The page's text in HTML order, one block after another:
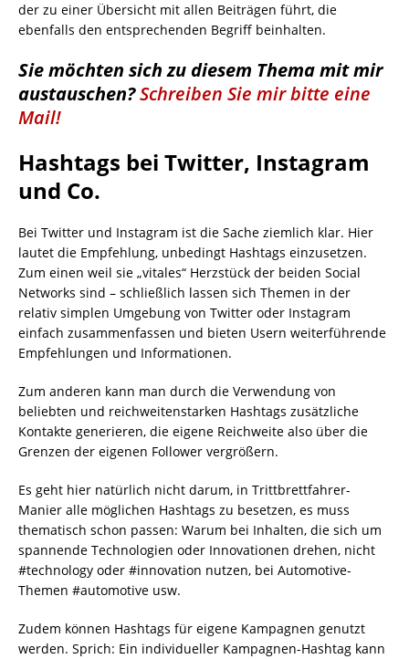
der zu einer Übersicht mit allen Beiträgen führt, die
ebenfalls den entsprechenden Begriff beinhalten.
Sie möchten sich zu diesem Thema mit mir
austauschen?Schreiben Sie mir bitte eine
Mail!
Hashtags bei Twitter, Instagram
und Co.
Bei Twitter und Instagram ist die Sache ziemlich klar. Hier
lautet die Empfehlung, unbedingt Hashtags einzusetzen.
Zum einen weil sie „vitales“ Herzstück der beiden Social
Networks sind – schließlich lassen sich Themen in der
relativ simplen Umgebung von Twitter oder Instagram
einfach zusammenfassen und bieten Usern weiterführende
Empfehlungen und Informationen.
Zum anderen kann man durch die Verwendung von
beliebten und reichweitenstarken Hashtags zusätzliche
Kontakte generieren, die eigene Reichweite also über die
Grenzen der eigenen Follower vergrößern.
Es geht hier natürlich nicht darum, in Trittbrettfahrer-
Manier alle möglichen Hashtags zu besetzen, es muss
thematisch schon passen: Warum bei Inhalten, die sich um
spannende Technologien oder Innovationen drehen, nicht
#technology oder #innovation nutzen, bei Automotive-
Themen #automotive usw.
Zudem können Hashtags für eigene Kampagnen genutzt
werden. Sprich: Ein individueller Kampagnen-Hashtag kann